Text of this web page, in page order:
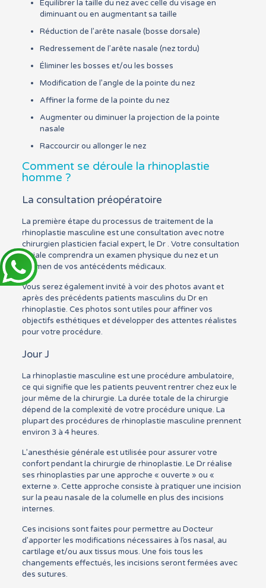
Équilibrer la taille du nez avec celle du visage en
diminuant ou en augmentant sa taille
Réduction de l’arête nasale (bosse dorsale)
Redressement de l’arête nasale (nez tordu)
Éliminer les bosses et/ou les bosses
Modification de l’angle de la pointe du nez
Affiner la forme de la pointe du nez
Augmenter ou diminuer la projection de la pointe
nasale
Raccourcir ou allonger le nez
Comment se déroule la rhinoplastie
homme ?
La consultation préopératoire
La première étape du processus de traitement de la
rhinoplastie masculine est une consultation avec notre
chirurgien plasticien facial expert, le Dr . Votre consultation
initiale comprendra un examen physique du nez et un
examen de vos antécédents médicaux.
Vous serez également invité à voir des photos avant et
après des précédents patients masculins du Dr en
rhinoplastie. Ces photos sont utiles pour affiner vos
objectifs esthétiques et développer des attentes réalistes
pour votre procédure.
Jour J
La rhinoplastie masculine est une procédure ambulatoire,
ce qui signifie que les patients peuvent rentrer chez eux le
jour même de la chirurgie. La durée totale de la chirurgie
dépend de la complexité de votre procédure unique. La
plupart des procédures de rhinoplastie masculine prennent
environ 3 à 4 heures.
L’anesthésie générale est utilisée pour assurer votre
confort pendant la chirurgie de rhinoplastie. Le Dr réalise
ses rhinoplasties par une approche « ouverte » ou «
externe ». Cette approche consiste à pratiquer une incision
sur la peau nasale de la columelle en plus des incisions
internes.
Ces incisions sont faites pour permettre au Docteur
d’apporter les modifications nécessaires à l’os nasal, au
cartilage et/ou aux tissus mous. Une fois tous les
changements effectués, les incisions seront fermées avec
des sutures.